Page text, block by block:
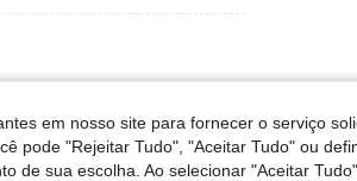
Invertido, Busto: 95 cm / 37 in, Ancas:
Cintura:85 cm / 33 in
em nosso site para fornecer o serviço
pode "Rejeitar Tudo", "Aceitar Tudo" ou
de sua escolha. Ao selecionar "Aceitar